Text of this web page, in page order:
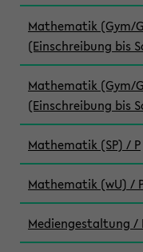
Mathematik (Gym/
(Einschreibung bis
Mathematik (Gym/
(Einschreibung bis
Mathematik (SP) / P
Mathematik (wU) /
Mediengestaltung /